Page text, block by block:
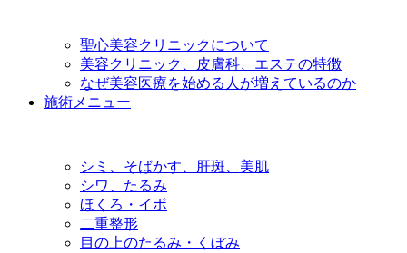
聖心美容クリニックについて
美容クリニック、皮膚科、エステの特徴
なぜ美容医療を始める人が増えているのか
施術メニュー
シミ、そばかす、肝斑、美肌
シワ、たるみ
ほくろ・イボ
二重整形
目の上のたるみ・くぼみ